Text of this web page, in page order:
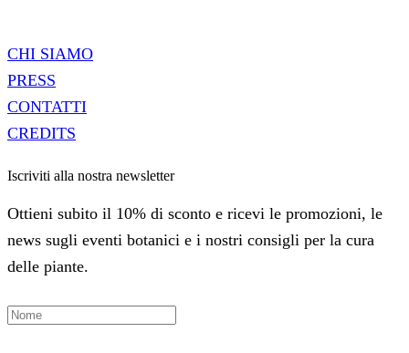
CHI SIAMO
PRESS
CONTATTI
CREDITS
Iscriviti alla nostra newsletter
Ottieni subito il 10% di sconto e ricevi le promozioni, le
news sugli eventi botanici e i nostri consigli per la cura
delle piante.